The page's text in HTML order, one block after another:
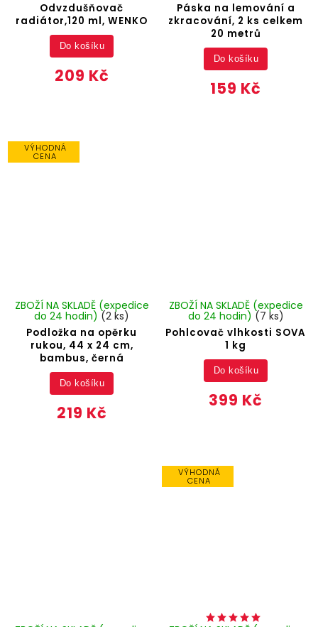
Odvzdušňovač
radiátor,120 ml, WENKO
209 Kč
Do košíku
Páska na lemování a
zkracování, 2 ks celkem
20 metrů
159 Kč
Do košíku
VÝHODNÁ
CENA
Podložka na opěrku
rukou, 44 x 24 cm,
bambus, černá
ZBOŽÍ NA SKLADĚ (expedice
do 24 hodin) (2 ks)
219 Kč
Do košíku
Pohlcovač vlhkosti SOVA
1 kg
ZBOŽÍ NA SKLADĚ (expedice
do 24 hodin) (7 ks)
399 Kč
Do košíku
VÝHODNÁ
CENA